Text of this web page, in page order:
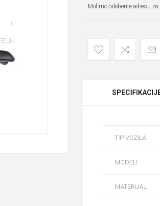
Molimo odaberite adresu za
TIP VOZILA
MODELI
MATERIJAL